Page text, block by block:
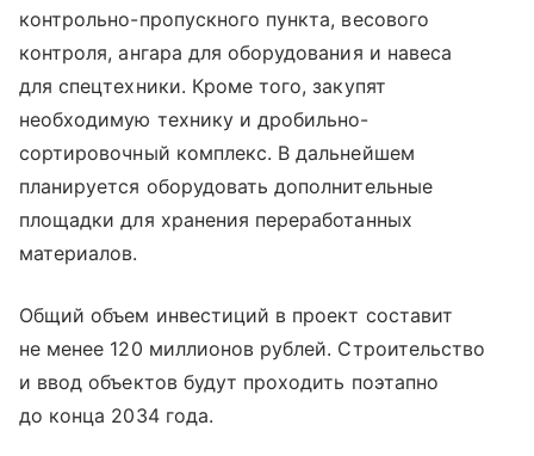
контрольно-пропускного пункта, весового
контроля, ангара для оборудования и навеса
для спецтехники. Кроме того, закупят
необходимую технику и дробильно-
сортировочный комплекс. В дальнейшем
планируется оборудовать дополнительные
площадки для хранения переработанных
материалов.
Общий объем инвестиций в проект составит
не менее 120 миллионов рублей. Строительство
и ввод объектов будут проходить поэтапно
до конца 2034 года.